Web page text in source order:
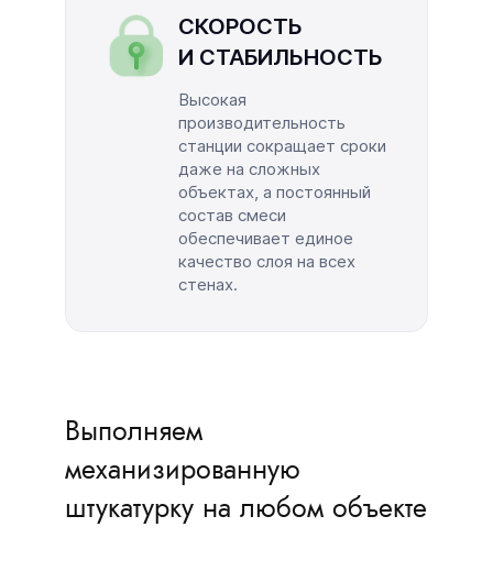
СКОРОСТЬ
И СТАБИЛЬНОСТЬ
Высокая
производительность
станции сокращает сроки
даже на сложных
объектах, а постоянный
состав смеси
обеспечивает единое
качество слоя на всех
стенах.
Выполняем
механизированную
штукатурку на любом объекте